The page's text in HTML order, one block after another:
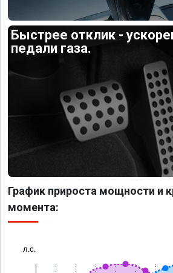
Быстрее отклик -
педали газа.
График прироста мощности и
момента:
л.с.